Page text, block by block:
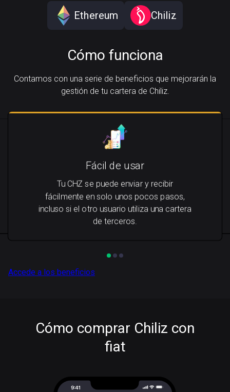
Ethereum Chiliz
Cómo funciona
Contamos con una serie de beneficios que mejorarán la
gestión de tu cartera de Chiliz.
Fácil de usar
Tu CHZ se puede enviar y recibir
fácilmente en solo unos pocos pasos,
incluso si el otro usuario utiliza una cartera
de terceros.
Accede a los beneficios
Cómo comprar Chiliz con
fiat